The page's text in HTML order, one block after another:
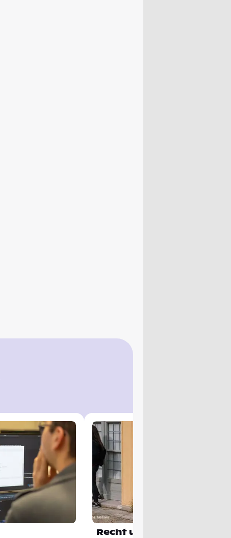
Recht und Informatik